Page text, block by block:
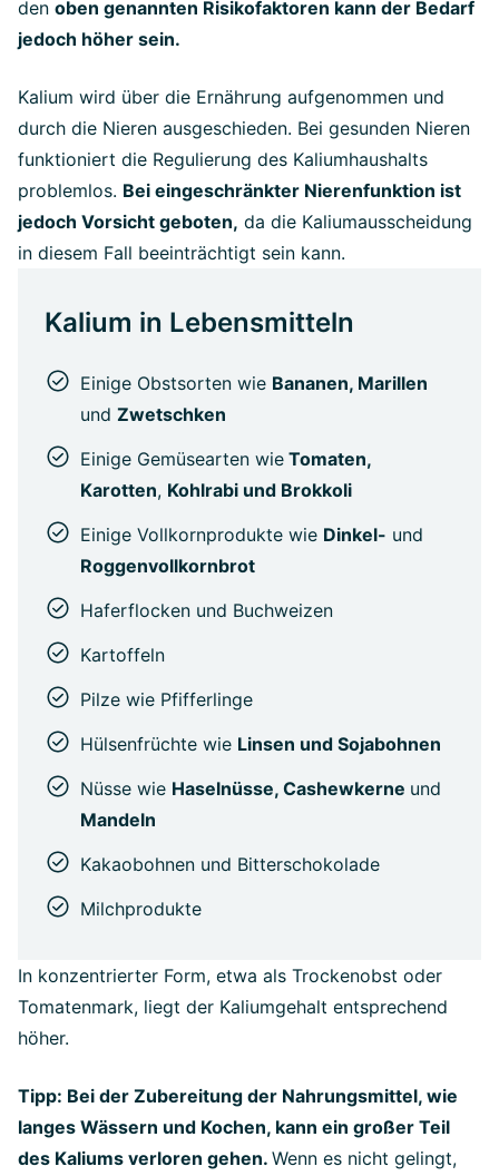
den oben genannten Risikofaktoren kann der Bedarf
jedoch höher sein.
Kalium wird über die Ernährung aufgenommen und
durch die Nieren ausgeschieden. Bei gesunden Nieren
funktioniert die Regulierung des Kaliumhaushalts
problemlos. Bei eingeschränkter Nierenfunktion ist
jedoch Vorsicht geboten, da die Kaliumausscheidung
in diesem Fall beeinträchtigt sein kann.
Kalium in Lebensmitteln
Einige Obstsorten wie Bananen, Marillen
und Zwetschken
Einige Gemüsearten wie Tomaten,
Karotten, Kohlrabi und Brokkoli
Einige Vollkornprodukte wie Dinkel- und
Roggenvollkornbrot
Haferflocken und Buchweizen
Kartoffeln
Pilze wie Pfifferlinge
Hülsenfrüchte wie Linsen und Sojabohnen
Nüsse wie Haselnüsse, Cashewkerne und
Mandeln
Kakaobohnen und Bitterschokolade
Milchprodukte
In konzentrierter Form, etwa als Trockenobst oder
Tomatenmark, liegt der Kaliumgehalt entsprechend
höher.
Tipp: Bei der Zubereitung der Nahrungsmittel, wie
langes Wässern und Kochen, kann ein großer Teil
des Kaliums verloren gehen. Wenn es nicht gelingt,